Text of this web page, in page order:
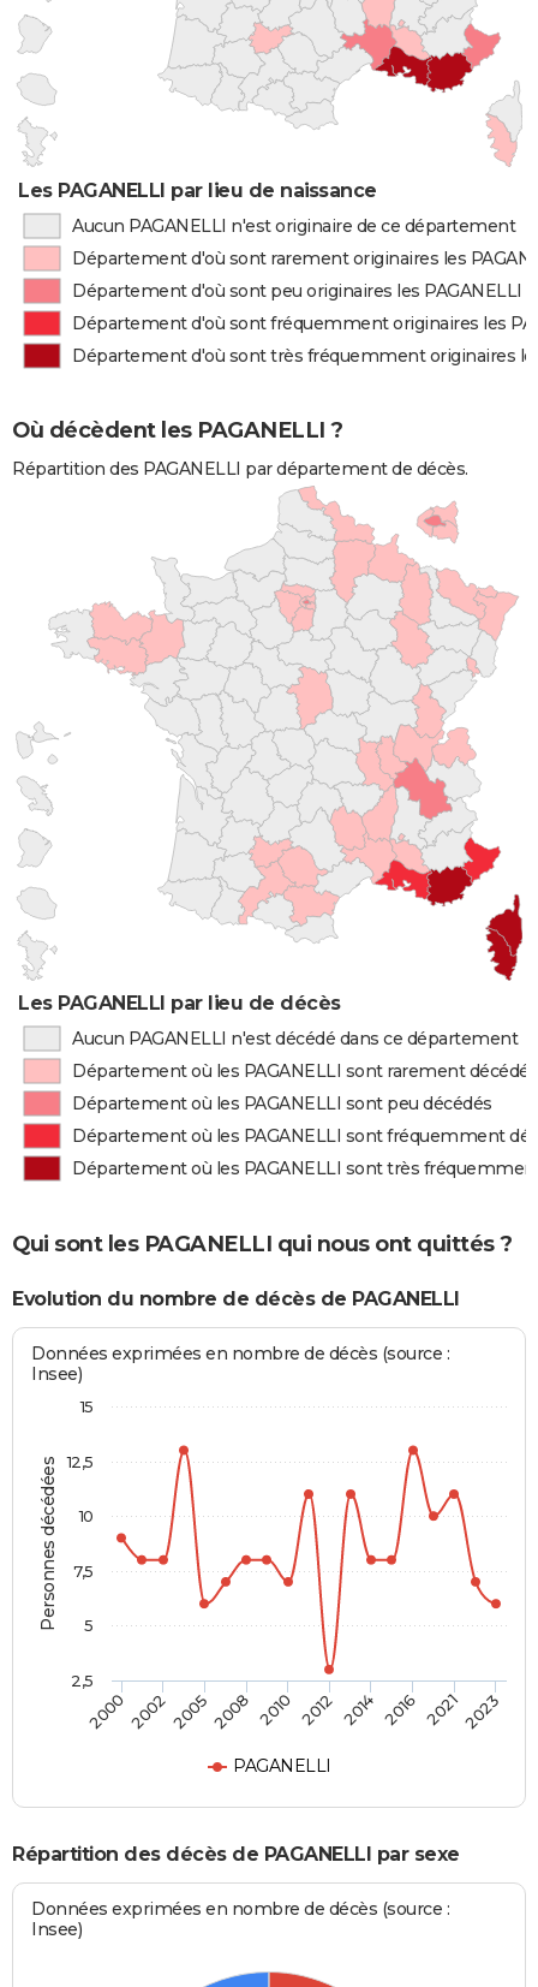
Les PAGANELLI par lieu de naissance
Aucun PAGANELLI n'est originaire de ce département
Département d'où sont rarement originaires les
Département d'où sont peu originaires les PAGANELLI
Département d'où sont fréquemment originaires les
Département d'où sont très fréquemment originaires
Où décèdent les PAGANELLI ?
Répartition des PAGANELLI par département de décès.
Les PAGANELLI par lieu de décès
Aucun PAGANELLI n'est décédé dans ce département
Département où les PAGANELLI sont rarement décédés
Département où les PAGANELLI sont peu décédés
Département où les PAGANELLI sont fréquemment
Département où les PAGANELLI sont très
Qui sont les PAGANELLI qui nous ont quittés ?
Evolution du nombre de décès de PAGANELLI
Personnes décédées
Données exprimées en nombre de décès (source :
Insee)
PAGANELLI
2000200220052008 2010 2012 2014 2016 20212023
2,5
5
7,5
10
12,5
15
Répartition des décès de PAGANELLI par sexe
Données exprimées en nombre de décès (source :
Insee)